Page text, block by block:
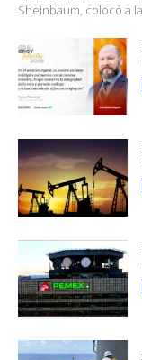
Sheinbaum, colocó a